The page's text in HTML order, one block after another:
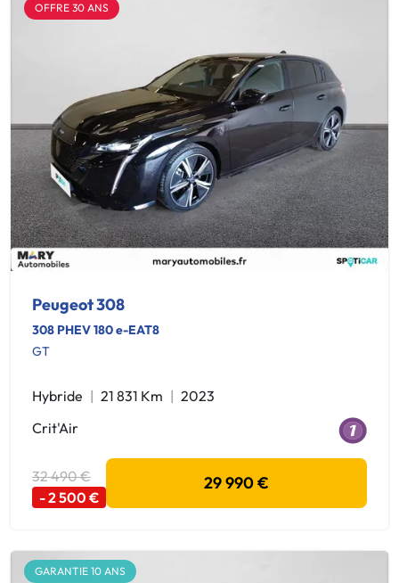
OFFRE 30 ANS
Peugeot 308
308 PHEV 180 e-EAT8
GT
Hybride 21 831 Km
2023
Crit'Air
32 490 €
- 2 500 €
29 990 €
GARANTIE 10 ANS